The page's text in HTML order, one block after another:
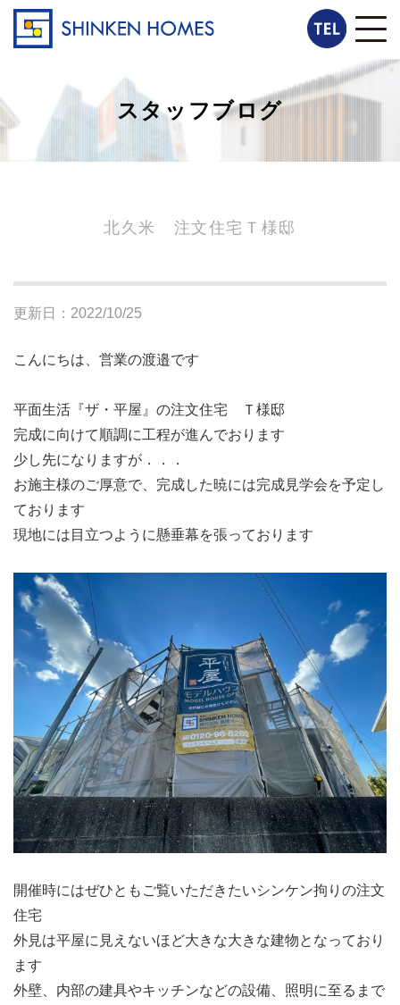
スタッフブログ
北久米 注文住宅Ｔ様邸
更新日：2022/10/25
こんにちは、営業の渡邉です
平面生活『ザ・平屋』の注文住宅 Ｔ様邸
完成に向けて順調に工程が進んでおります
少し先になりますが．．．
お施主様のご厚意で、完成した暁には完成見学会を予定し
ております
現地には目立つように懸垂幕を張っております
開催時にはぜひともご覧いただきたいシンケン拘りの注文
住宅
外見は平屋に見えないほど大きな大きな建物となっており
ます
外壁、内部の建具やキッチンなどの設備、照明に至るまで